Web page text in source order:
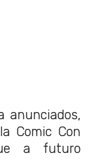
anunciados,
Comic Con
a futuro